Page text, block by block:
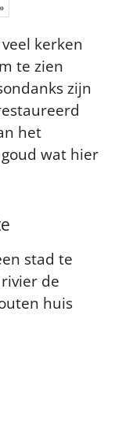
kerken
te zien
zijn
het
wat hier
stad te
de
huis